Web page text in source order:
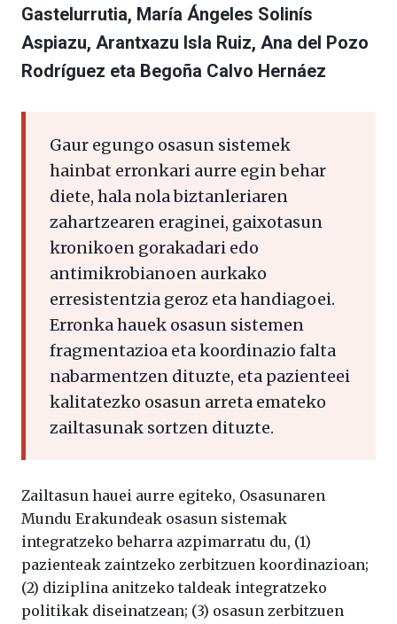
Gastelurrutia, María Ángeles Solinís
Aspiazu, Arantxazu Isla Ruiz, Ana del Pozo
Rodríguez eta Begoña Calvo Hernáez
Gaur egungo osasun sistemek
hainbat erronkari aurre egin behar
diete, hala nola biztanleriaren
zahartzearen eraginei, gaixotasun
kronikoen gorakadari edo
antimikrobianoen aurkako
erresistentzia geroz eta handiagoei.
Erronka hauek osasun sistemen
fragmentazioa eta koordinazio falta
nabarmentzen dituzte, eta pazienteei
kalitatezko osasun arreta emateko
zailtasunak sortzen dituzte.
Zailtasun hauei aurre egiteko, Osasunaren
Mundu Erakundeak osasun sistemak
integratzeko beharra azpimarratu du, (1)
pazienteak zaintzeko zerbitzuen koordinazioan;
(2) diziplina anitzeko taldeak integratzeko
politikak diseinatzean; (3) osasun zerbitzuen